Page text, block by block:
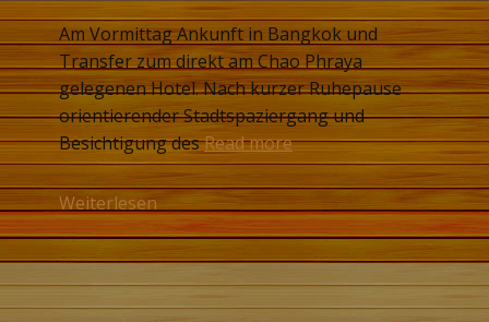
Am Vormittag Ankunft in Bangkok und
Transfer zum direkt am Chao Phraya
gelegenen Hotel. Nach kurzer Ruhepause
orientierender Stadtspaziergang und
Besichtigung desRead more
Weiterlesen